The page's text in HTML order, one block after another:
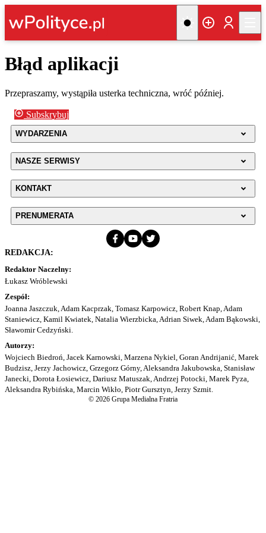
Błąd aplikacji
Przepraszamy, wystąpiła usterka techniczna, wróć później.
Subskrybuj
WYDARZENIA
NASZE SERWISY
KONTAKT
PRENUMERATA
REDAKCJA:
Redaktor Naczelny:
Łukasz Wróblewski
Zespół:
Joanna Jaszczuk, Adam Kacprzak, Tomasz Karpowicz, Robert Knap, Adam
Staniewicz, Kamil Kwiatek, Natalia Wierzbicka, Adrian Siwek, Adam Bąkowski,
Sławomir Cedzyński.
Autorzy:
Wojciech Biedroń, Jacek Karnowski, Marzena Nykiel, Goran Andrijanić, Marek
Budzisz, Jerzy Jachowicz, Grzegorz Górny, Aleksandra Jakubowska, Stanisław
Janecki, Dorota Łosiewicz, Dariusz Matuszak, Andrzej Potocki, Marek Pyza,
Aleksandra Rybińska, Marcin Wikło, Piotr Gursztyn, Jerzy Szmit.
© 2026 Grupa Medialna Fratria